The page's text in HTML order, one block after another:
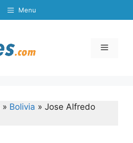
Menu
Menu
» Bolivia » Jose Alfredo